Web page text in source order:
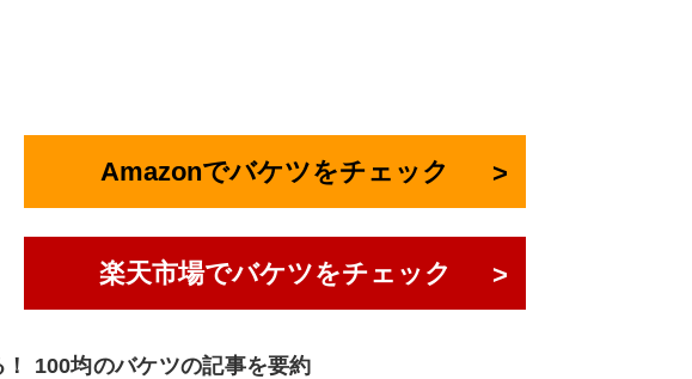
Amazonでバケツをチェック
楽天市場でバケツをチェック
100均のバケツの記事を要約